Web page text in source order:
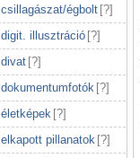
csillagászat/égbolt [?]
digit. illusztráció [?]
divat [?]
dokumentumfotók [?]
életképek [?]
elkapott pillanatok [?]